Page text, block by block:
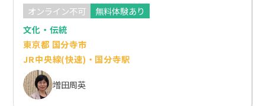
オンライン不可
無料体験あり
文化・伝統
東京都 国分寺市
JR中央線(快速)・国分寺駅
増田周英